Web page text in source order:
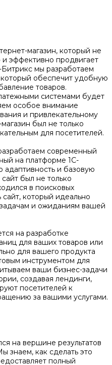
магазин, который не
и эффективно продвигает
мы разработаем
обеспечит удобную
товаров.
системами будет
особое внимание
и привлекательному
был не только
для посетителей.
современный
на платформе 1С-
и базовую
был не только
в поисковых
который идеально
и ожиданиям вашей
на разработке
для ваших товаров или
для вашего продукта
инструментом для
ваши бизнес-задачи
создавая лендинги,
посетителей к
за вашими услугами.
на вершине результатов
знаем, как сделать это
полный